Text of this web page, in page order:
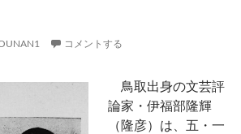
コメントする
鳥取出身の文芸評
論家・伊福部隆輝
（隆彦）は、五・一